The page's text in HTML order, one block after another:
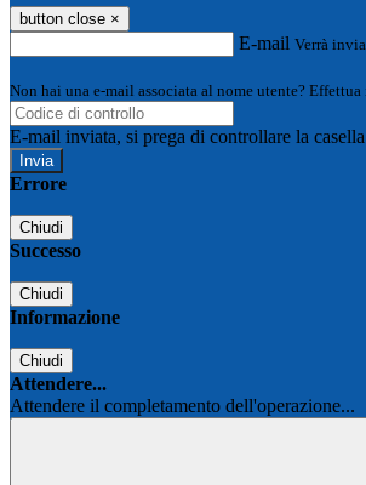
button close ×
E-mail Verrà
Non hai una e-mail associata al nome utente?
E-mail inviata, si prega di controllare la
Errore
Chiudi
Successo
Chiudi
Informazione
Chiudi
Attendere...
Attendere il completamento dell'operazione...